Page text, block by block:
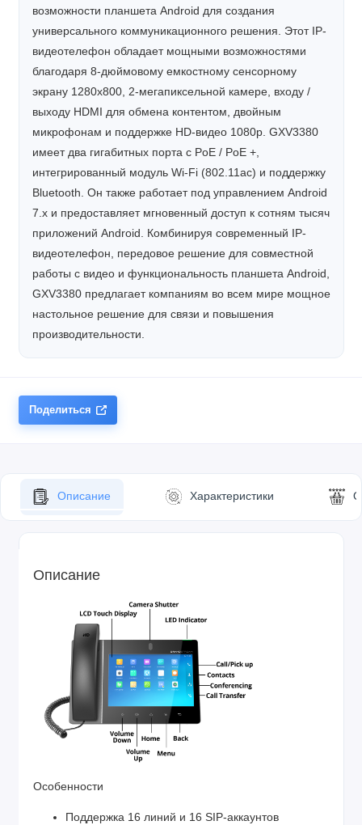
возможности планшета Android для создания
универсального коммуникационного решения. Этот IP-
видеотелефон обладает мощными возможностями
благодаря 8-дюймовому емкостному сенсорному
экрану 1280x800, 2-мегапиксельной камере, входу /
выходу HDMI для обмена контентом, двойным
микрофонам и поддержке HD-видео 1080p. GXV3380
имеет два гигабитных порта с PoE / PoE +,
интегрированный модуль Wi-Fi (802.11ac) и поддержку
Bluetooth. Он также работает под управлением Android
7.x и предоставляет мгновенный доступ к сотням тысяч
приложений Android. Комбинируя современный IP-
видеотелефон, передовое решение для совместной
работы с видео и функциональность планшета Android,
GXV3380 предлагает компаниям во всем мире мощное
настольное решение для связи и повышения
производительности.
Поделиться
Описание Характеристики
Описание
Особенности
Поддержка 16 линий и 16 SIP-аккаунтов